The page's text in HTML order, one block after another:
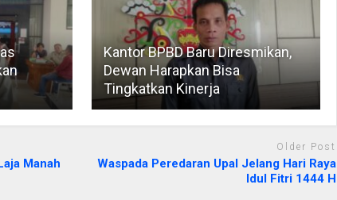
Kantor BPBD Baru Diresmikan,
Dewan Harapkan Bisa
Tingkatkan Kinerja
Manah
Older Post
Waspada Peredaran Upal Jelang Hari Raya
Idul Fitri 1444 H